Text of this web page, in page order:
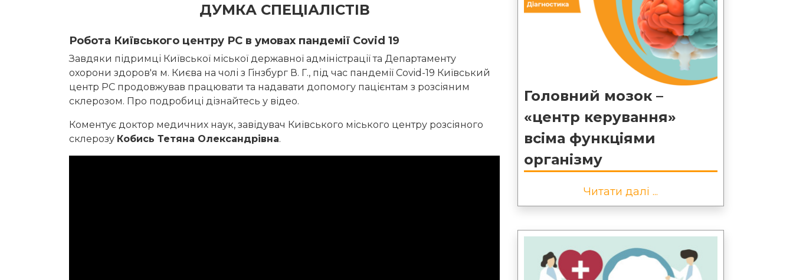
ДУМКА СПЕЦІАЛІСТІВ
Робота Київського центру РС в умовах пандемії Covid 19
Завдяки підримці Київської міської державної адміністрації та Департаменту
охорони здоров'я м. Києва на чолі з Гінзбург В. Г., під час пандемії Covid-19 Київський
центр РС продовжував працювати та надавати допомогу пацієнтам з розсіяним
склерозом. Про подробиці дізнайтесь у відео.
Коментує доктор медичних наук, завідувач Київського міського центру розсіяного
склерозу Кобись Тетяна Олександрівна.
Головний мозок –
«центр керування»
всіма функціями
організму
Читати далі ...